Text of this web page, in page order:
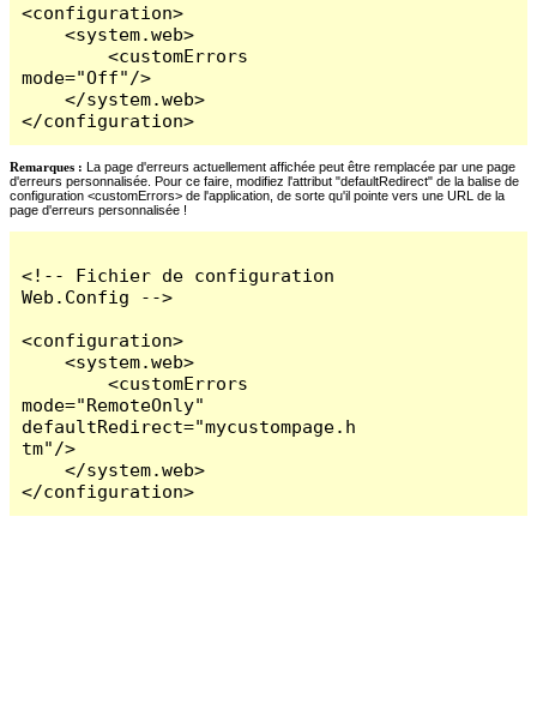
<configuration>
    <system.web>
        <customErrors
mode="Off"/>
    </system.web>
</configuration>
Remarques : La page d'erreurs actuellement affichée peut être remplacée par une page
d'erreurs personnalisée. Pour ce faire, modifiez l'attribut "defaultRedirect" de la balise de
configuration <customErrors> de l'application, de sorte qu'il pointe vers une URL de la
page d'erreurs personnalisée !
<!-- Fichier de configuration
Web.Config -->
<configuration>
    <system.web>
        <customErrors
mode="RemoteOnly"
defaultRedirect="mycustompage.h
tm"/>
    </system.web>
</configuration>